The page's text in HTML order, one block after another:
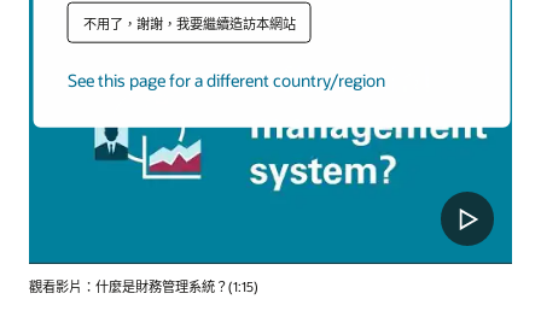
不用了，謝謝，我要繼續造訪本網站
See this page for a different country/region
觀看影片：什麼是財務管理系統？(1:15)